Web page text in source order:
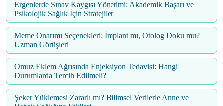
Ergenlerde Sınav Kaygısı Yönetimi: Akademik Başarı ve
Psikolojik Sağlık İçin Stratejiler
Meme Onarımı Seçenekleri: İmplant mı, Otolog Doku mu?
Uzman Görüşleri
Omuz Eklem Ağrısında Enjeksiyon Tedavisi: Hangi
Durumlarda Tercih Edilmeli?
Şeker Yüklemesi Zararlı mı? Bilimsel Verilerle Anne ve